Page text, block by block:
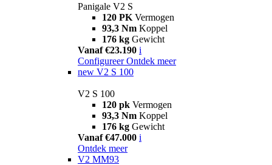
Panigale V2 S
120 PK Vermogen
93,3 Nm Koppel
176 kg Gewicht
Vanaf €23.190 i
Configureer Ontdek meer
new V2 S 100
V2 S 100
120 pk Vermogen
93,3 Nm Koppel
176 kg Gewicht
Vanaf €47.000 i
Ontdek meer
V2 MM93